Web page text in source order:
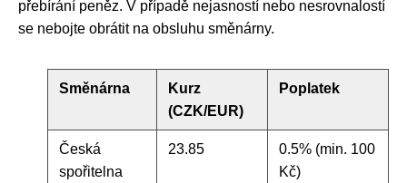
přebírání peněz. V případě nejasností nebo nesrovnalostí
se nebojte obrátit na obsluhu směnárny.
Směnárna
Kurz
(CZK/EUR)
Poplatek
Česká
spořitelna
23.85
0.5% (min. 100
Kč)